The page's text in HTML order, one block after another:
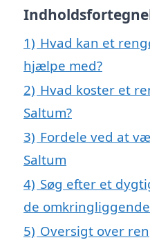
1) Hvad kan et
hjælpe med?
2) Hvad koster et
Saltum?
3) Fordele ved at
Saltum
4) Søg efter et
de
5) Oversigt over